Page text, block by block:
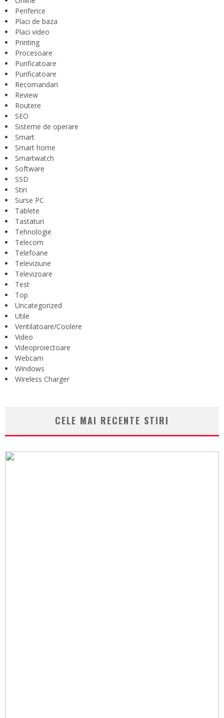
Periferice
Placi de baza
Placi video
Printing
Procesoare
Purificatoare
Purificatoare
Recomandari
Review
Routere
SEO
Sisteme de operare
Smart
Smart home
Smartwatch
Software
SSD
Stiri
Surse PC
Tablete
Tastaturi
Tehnologie
Telecom
Telefoane
Televiziune
Televizoare
Test
Top
Uncategorized
Utile
Ventilatoare/Coolere
Video
Videoproiectoare
Webcam
Windows
Wireless Charger
CELE MAI RECENTE STIRI